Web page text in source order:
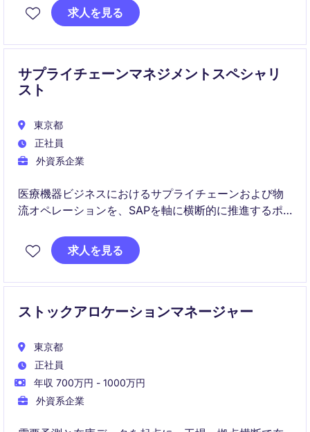
複雑かつ高い要求水準の市場において、オペレーショ
求人を見る
サプライチェーンマネジメントスペシャリ
スト
東京都
正社員
外資系企業
医療機器ビジネスにおけるサプライチェーンおよび物
流オペレーションを、SAPを軸に横断的に推進するポ
業務の架け橋として活躍いただきます。
求人を見る
ストックアロケーションマネージャー
東京都
正社員
年収 700万円 - 1000万円
外資系企業